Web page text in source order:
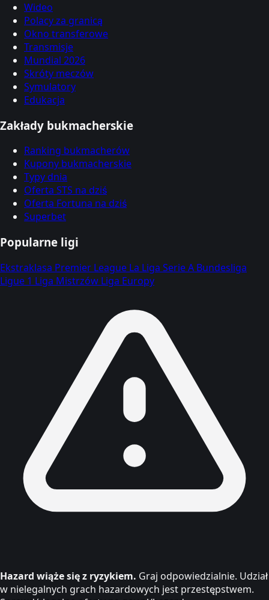
Wideo
Polacy za granicą
Okno transferowe
Transmisje
Mundial 2026
Skróty meczów
Symulatory
Edukacja
Zakłady bukmacherskie
Ranking bukmacherów
Kupony bukmacherskie
Typy dnia
Oferta STS na dziś
Oferta Fortuna na dziś
Superbet
Popularne ligi
Ekstraklasa Premier League La Liga Serie A Bundesliga
Ligue 1 Liga Mistrzów Liga Europy
Hazard wiąże się z ryzykiem. Graj odpowiedzialnie. Udział
w nielegalnych grach hazardowych jest przestępstwem.